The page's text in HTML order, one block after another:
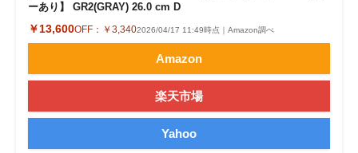
ーあり】 GR2(GRAY) 26.0 cm D
￥13,600OFF： ￥3,3402026/04/17 11:49時点｜Amazon調べ
Amazon
楽天市場
Yahoo